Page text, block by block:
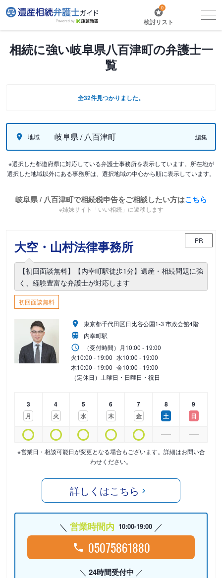
0
検討リスト
相続に強い岐阜県八百津町の弁護士一
覧
全32件見つかりました。
地域 岐阜県 / 八百津町 編集
※選択した都道府県に対応している弁護士事務所を表示しています。所在地が
選択した地域以外にある事務所は、選択地域の中心から順に表示しています。
岐阜県 / 八百津町で相続税申告をご相談したい方はこちら
※姉妹サイト「いい相続」に遷移します
大空・山村法律事務所 PR
【初回面談無料】【内幸町駅徒歩1分】遺産・相続問題に強
く、経験豊富な弁護士が対応します
初回面談無料
東京都千代田区日比谷公園1-3 市政会館4階
内幸町駅
（受付時間） 月10:00 - 19:00
火10:00 - 19:00 水10:00 - 19:00
木10:00 - 19:00 金10:00 - 19:00
（定休日）土曜日・日曜日・祝日
3
月
4
火
5
水
6
木
7
金
8
土
9
日
※営業日・相談可能日が変更となる場合もございます。詳細はお問い合
わせください。
詳しくはこちら
営業時間内 10:00-19:00
05075861880
24時間受付中